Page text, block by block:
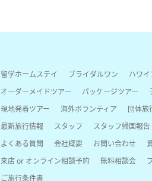
留学ホームステイ ブライダルワン
ハワ
オーダーメイドツアー
パッケージツアー
現地発着ツアー
海外ボランティア 団体旅
最新旅行情報
スタッフ スタッフ帰国報告
よくある質問
会社概要 お問い合わせ
来店 or オンライン相談予約
無料相談会
ご旅行条件書